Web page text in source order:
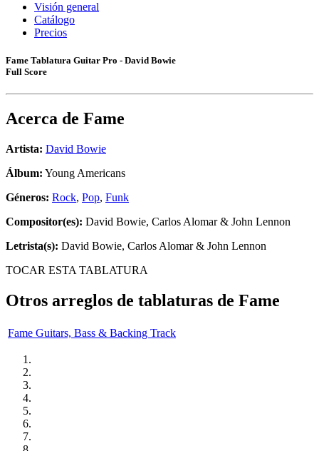
Visión general
Catálogo
Precios
Fame Tablatura Guitar Pro - David Bowie
Full Score
Acerca de Fame
Artista: David Bowie
Álbum: Young Americans
Géneros: Rock, Pop, Funk
Compositor(es): David Bowie, Carlos Alomar & John Lennon
Letrista(s): David Bowie, Carlos Alomar & John Lennon
TOCAR ESTA TABLATURA
Otros arreglos de tablaturas de Fame
Fame Guitars, Bass & Backing Track